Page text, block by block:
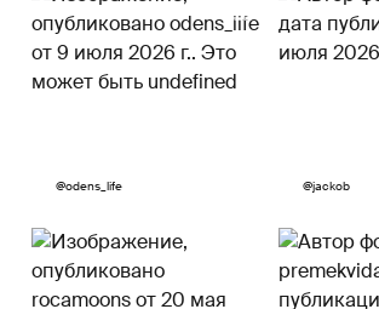
Пост
@odens_life
Пост
@jackob